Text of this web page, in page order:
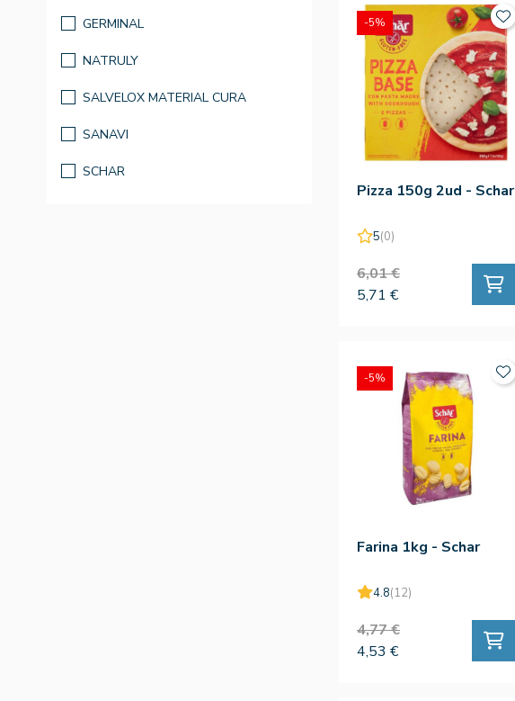
GERMINAL
NATRULY
SALVELOX MATERIAL CURA
SANAVI
SCHAR
Pizza 150g 2ud - Schar
5(0)
6,01 €
5,71 €
-5%
Farina 1kg - Schar
4.8(12)
4,77 €
4,53 €
-5%